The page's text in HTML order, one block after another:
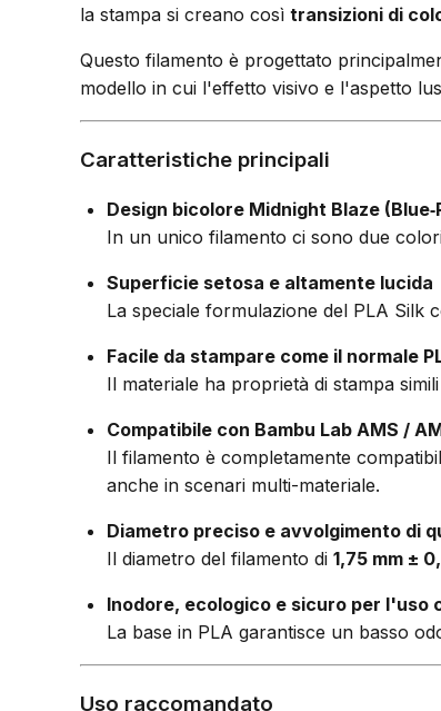
la stampa si creano così transizioni di
Questo filamento è progettato
modello in cui l'effetto visivo e l'aspetto
Caratteristiche principali
Design bicolore Midnight Blaze
In un unico filamento ci sono due
Superficie setosa e altamente lucida
La speciale formulazione del PLA Silk
Facile da stampare come il normale
Il materiale ha proprietà di stampa
Compatibile con Bambu Lab AMS /
Il filamento è completamente
anche in scenari multi-materiale.
Diametro preciso e avvolgimento di
Il diametro del filamento di 1,75 mm ±
Inodore, ecologico e sicuro per l'uso
La base in PLA garantisce un basso
Uso raccomandato